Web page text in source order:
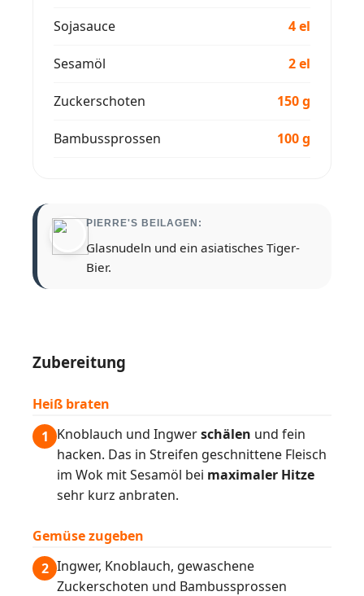
Sojasauce 4 el
Sesamöl 2 el
Zuckerschoten 150 g
Bambussprossen 100 g
PIERRE'S BEILAGEN:
Glasnudeln und ein asiatisches Tiger-
Bier.
Zubereitung
Heiß braten
1 Knoblauch und Ingwerschälen und fein
hacken. Das in Streifen geschnittene Fleisch
im Wok mit Sesamöl bei maximaler Hitze
sehr kurz anbraten.
Gemüse zugeben
2 Ingwer, Knoblauch, gewaschene
Zuckerschoten und Bambussprossen